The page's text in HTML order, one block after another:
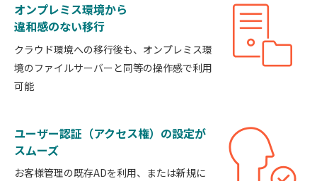
オンプレミス環境から
違和感のない移行
クラウド環境への移行後も、オンプレミス環
境のファイルサーバーと同等の操作感で利用
可能
ユーザー認証（アクセス権）の設定が
スムーズ
お客様管理の既存ADを利用、または新規に